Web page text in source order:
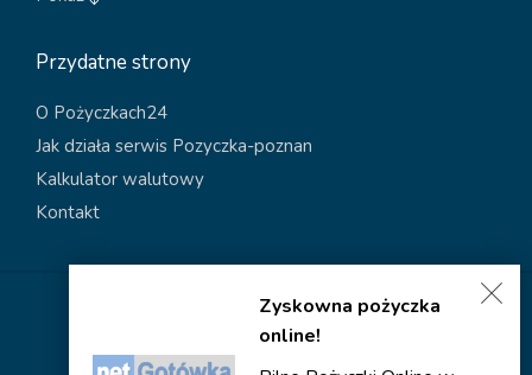
Zyskowna pożyczka
online!
Przydatne strony
O Pożyczkach24
Jak działa serwis Pozyczka-poznan
Kalkulator walutowy
Kontakt
Polityka dotycząca plików cookies
Polityka prywatności